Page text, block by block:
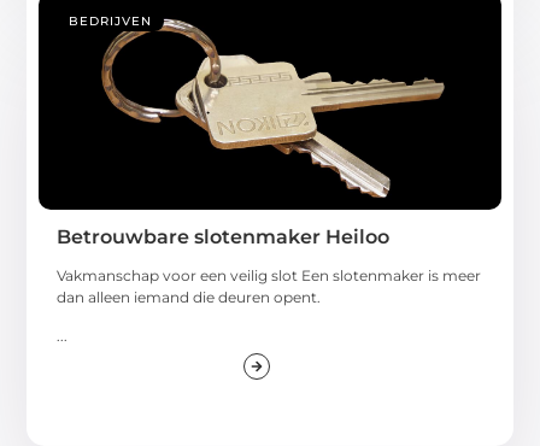
BEDRIJVEN
Betrouwbare slotenmaker Heiloo
Vakmanschap voor een veilig slot Een slotenmaker is meer
dan alleen iemand die deuren opent.